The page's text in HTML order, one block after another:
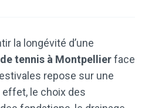
la longévité d’une
tennis à Montpellierface
repose sur une
effet, le choix des